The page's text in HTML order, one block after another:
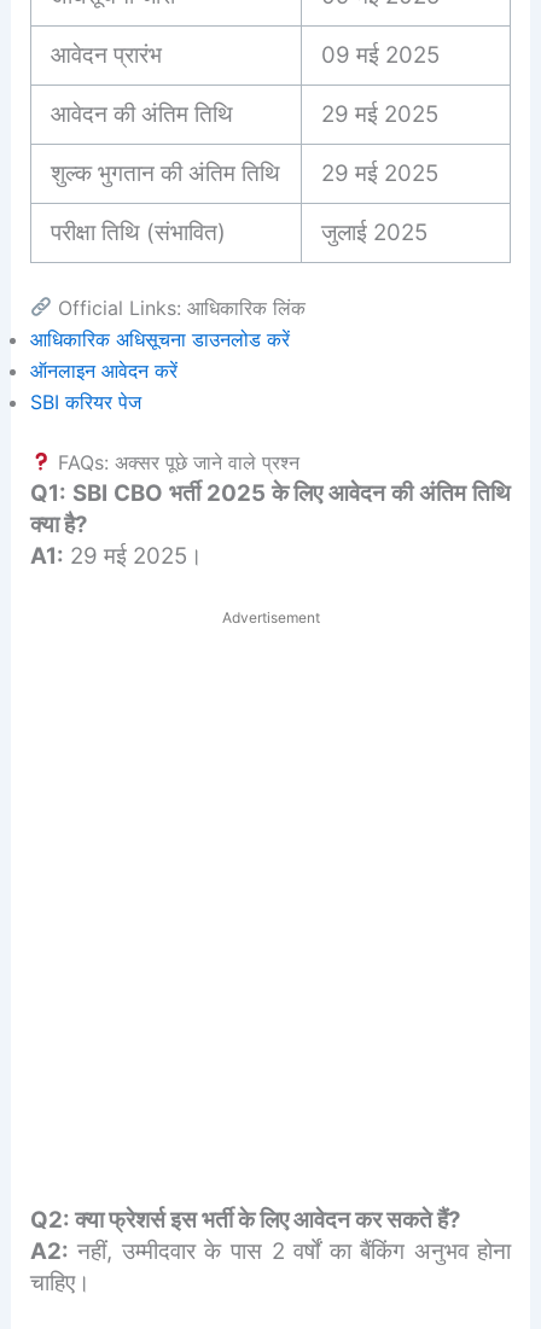
आवेदन प्रारंभ 09 मई 2025
आवेदन की अंतिम तिथि 29 मई 2025
शुल्क भुगतान की अंतिम तिथि 29 मई 2025
परीक्षा तिथि (संभावित) जुलाई 2025
Official Links: आधिकारिक लिंक
आधिकारिक अधिसूचना डाउनलोड करें
ऑनलाइन आवेदन करें
SBI करियर पेज
FAQs: अक्सर पूछे जाने वाले प्रश्न
Q1: SBI CBO भर्ती 2025 के लिए आवेदन की अंतिम तिथि
क्या है?
A1: 29 मई 2025।
Advertisement
Q2: क्या फ्रेशर्स इस भर्ती के लिए आवेदन कर सकते हैं?
A2: नहीं, उम्मीदवार के पास 2 वर्षों का बैंकिंग अनुभव होना
चाहिए।